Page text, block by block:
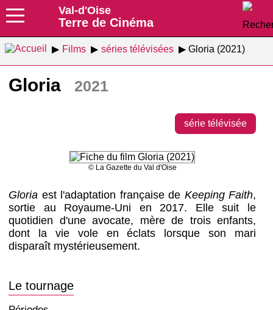
Val-d'Oise
Terre de Cinéma
Films séries télévisées Gloria (2021)
Gloria 2021
série télévisée
© La Gazette du Val d'Oise
Gloria est l'adaptation française de Keeping Faith,
sortie au Royaume-Uni en 2017. Elle suit le
quotidien d'une avocate, mère de trois enfants,
dont la vie vole en éclats lorsque son mari
disparaît mystérieusement.
Le tournage